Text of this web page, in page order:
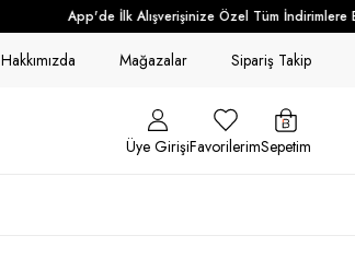
App'de İlk Alışverişinize Özel Tüm İndirimlere
Hakkımızda Mağazalar Sipariş Takip
Üye GirişiFavorilerimSepetim